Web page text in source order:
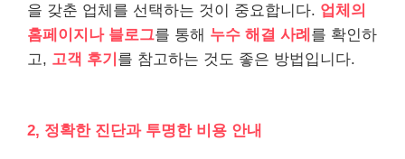
을 갖춘 업체를 선택하는 것이 중요합니다. 업체의
홈페이지나 블로그를 통해 누수 해결 사례 를 확인하
고, 고객 후기 를 참고하는 것도 좋은 방법입니다.
2, 정확한 진단과 투명한 비용 안내